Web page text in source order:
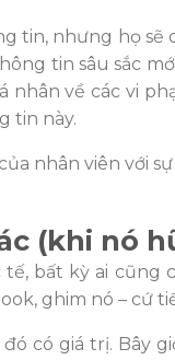
tin, nhưng họ sẽ
tin sâu sắc
nhân về các vi
tin này.
nhân viên với
(khi nó
bất kỳ ai cũng
ghim nó – cứ
đó có giá trị. Bây